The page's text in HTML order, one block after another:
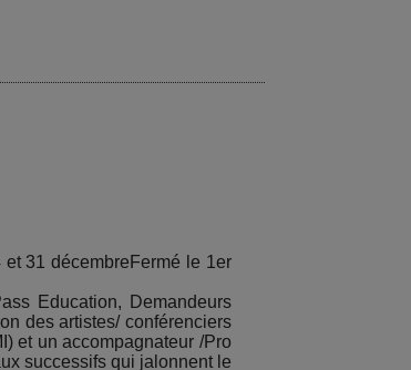
31 décembreFermé le 1er
Education, Demandeurs
des artistes/ conférenciers
et un accompagnateur /Pro
successifs qui jalonnent le